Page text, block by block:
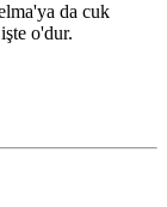
da cuk
o'dur.